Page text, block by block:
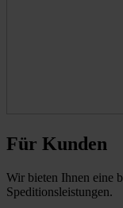
Für Kunden
Wir bieten Ihnen eine
Speditionsleistungen.